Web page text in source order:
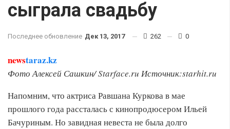
сыграла свадьбу
Последнее обновление Дек 13, 2017 262 0
newstaraz.kz
Фото Алексей Сашкин/ Starface.ru Источник:starhit.ru
Напомним, что актриса Равшана Куркова в мае
прошлого года рассталась с кинопродюсером Ильей
Бачуриным. Но завидная невеста не была долго